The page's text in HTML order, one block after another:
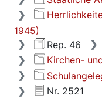
1945)
Rep. 46
Kirchen-
Nr. 2521